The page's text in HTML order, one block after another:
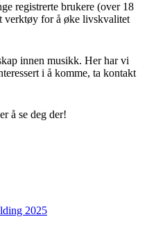
registrerte brukere (over 18
verktøy for å øke livskvalitet
innen musikk. Her har vi
i å komme, ta kontakt
å se deg der!
2025